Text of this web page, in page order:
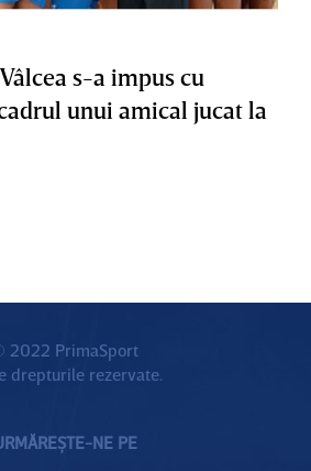
s-a impus cu
unui amical jucat la
2022 PrimaSport
drepturile rezervate.
NE PE